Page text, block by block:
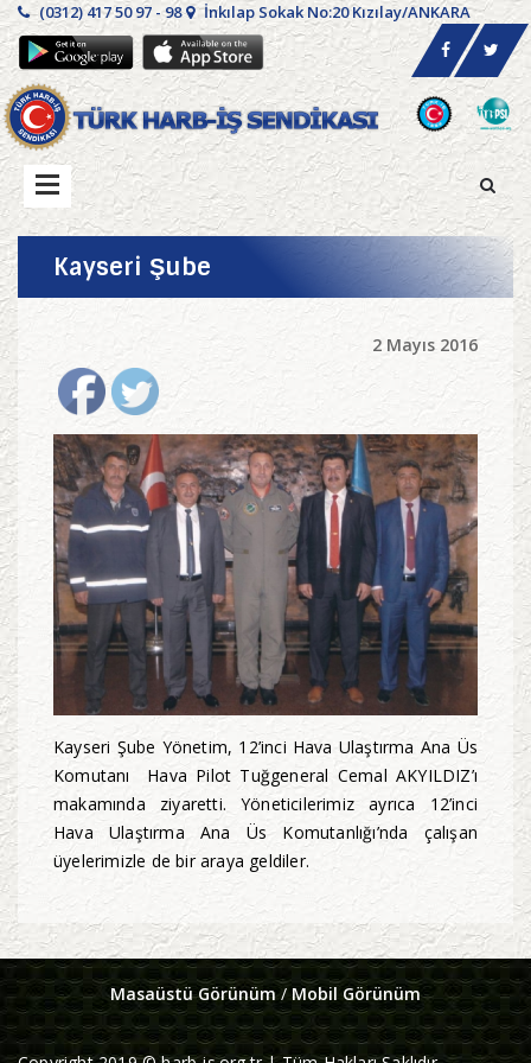
(0312) 417 50 97 - 98 İnkılap Sokak No:20 Kızılay/ANKARA
Kayseri Şube
2 Mayıs 2016
Kayseri Şube Yönetim, 12’inci Hava Ulaştırma Ana Üs
Komutanı Hava Pilot Tuğgeneral Cemal AKYILDIZ’ı
makamında ziyaretti. Yöneticilerimiz ayrıca 12’inci
Hava Ulaştırma Ana Üs Komutanlığı’nda çalışan
üyelerimizle de bir araya geldiler.
Masaüstü Görünüm/ Mobil Görünüm